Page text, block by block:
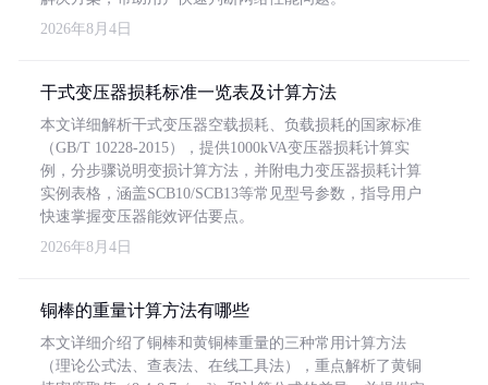
2026年8月4日
干式变压器损耗标准一览表及计算方法
本文详细解析干式变压器空载损耗、负载损耗的国家标准
（GB/T 10228-2015），提供1000kVA变压器损耗计算实
例，分步骤说明变损计算方法，并附电力变压器损耗计算
实例表格，涵盖SCB10/SCB13等常见型号参数，指导用户
快速掌握变压器能效评估要点。
2026年8月4日
铜棒的重量计算方法有哪些
本文详细介绍了铜棒和黄铜棒重量的三种常用计算方法
（理论公式法、查表法、在线工具法），重点解析了黄铜